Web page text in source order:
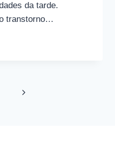
da tarde.
transtorno…
Página